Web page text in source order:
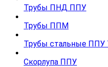
Трубы ПНД ППУ
Трубы ППМ
Трубы стальные
Скорлупа ППУ